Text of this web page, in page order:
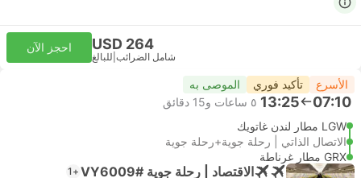
USD 264
شامل الضرائب للبالغ
احجز الآن
الأسرع تأكيد فوري الموصى به
07:10
13:25 ٥ ساعات و‫15 دقائق
LGW مطار لندن غاتويك
الاتصال الذاتي | رحلة جوية+رحلة جوية
GRX مطار غرناطة
الاقتصاد | رحلة جوية #VY6009 +1